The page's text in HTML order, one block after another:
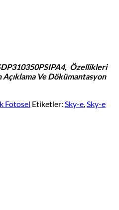
, Özellikleri
Ve Dökümantasyon
Fotosel Etiketler: Sky-e,Sky-e